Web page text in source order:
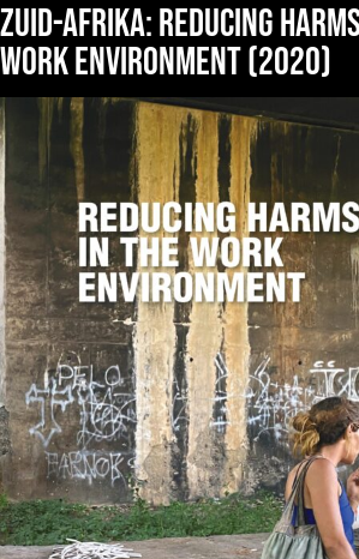
zuid-Afrika: Reducing
work environment (2020)